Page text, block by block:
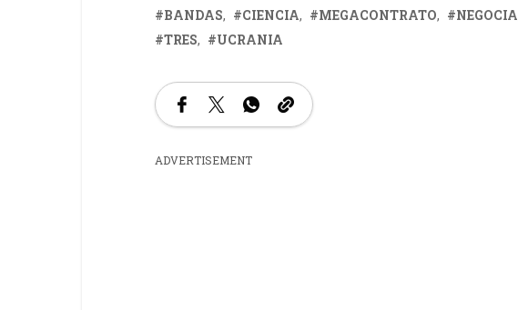
BANDAS CIENCIA MEGACONTRATO NEGOCIA
TRES
UCRANIA
ADVERTISEMENT